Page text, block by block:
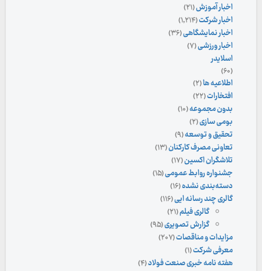
اخبار آموزش(۲۱)
اخبار شرکت(۱,۲۱۴)
اخبار نمایشگاهی(۳۶)
اخبار ورزشی(۷)
اسلایدر
(۶۰)
اطلاعیه ها(۲)
افتخارات(۲۲)
بدون مجموعه(۱۰)
بومی سازی(۲)
تحقیق و توسعه(۹)
تعاونی مصرف کارکنان(۱۳)
تلاشگران اکسین(۱۷)
جشنواره روابط عمومی(۱۵)
دسته‌بندی نشده(۱۶)
گالری چند رسانه ایی(۱۱۶)
گالری فیلم(۲۱)
گزارش تصویری(۹۵)
مزایدات و مناقصات(۲۰۷)
معرفی شرکت(۱)
هفته نامه خبری صنعت فولاد(۴)